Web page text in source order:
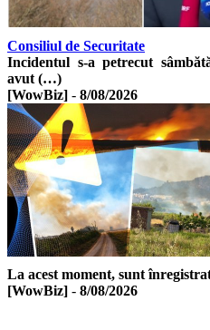
Consiliul de Securitate
Incidentul s-a petrecut
avut (…)
[WowBiz] - 8/08/2026
La acest moment, sunt
[WowBiz] - 8/08/2026